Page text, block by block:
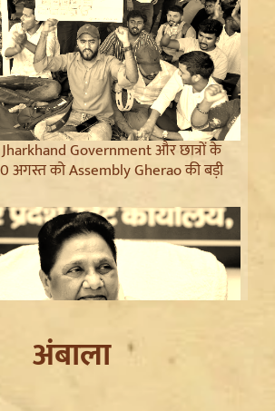
Government और छात्रों के
अगस्त को Assembly Gherao की बड़ी
अंबाला